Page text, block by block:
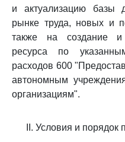
и актуализацию базы
рынке труда, новых и
также на создание и
ресурса по
расходов 600
автономным
организациям".
II. Условия и